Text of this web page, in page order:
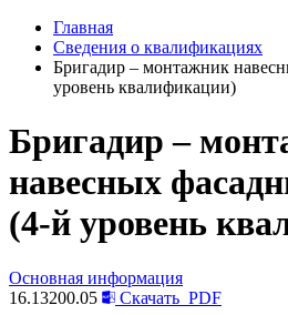
Главная
Сведения о квалификациях
Бригадир – монтажник
уровень квалификации)
Бригадир –
навесных
(4-й уровень
Основная информация
16.13200.05
Скачать PDF